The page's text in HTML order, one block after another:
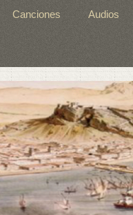
Canciones Audios